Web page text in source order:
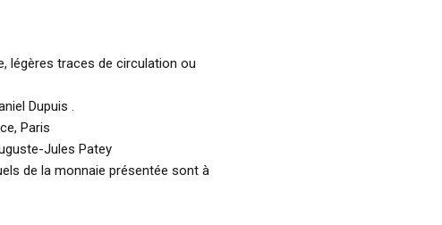
légères traces de circulation ou
Dupuis .
Paris
Jules Patey
de la monnaie présentée sont à